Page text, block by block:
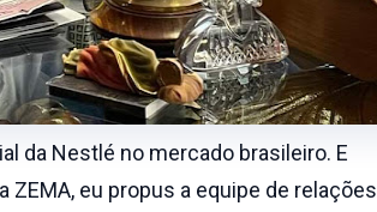
da Nestlé no mercado brasileiro. E
ZEMA, eu propus a equipe de relações